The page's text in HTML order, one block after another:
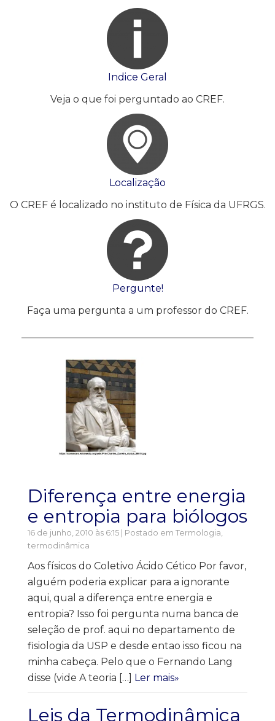
Indice Geral
Veja o que foi perguntado ao CREF.
Localização
O CREF é localizado no instituto de Física da UFRGS.
Pergunte!
Faça uma pergunta a um professor do CREF.
Diferença entre energia
e entropia para biólogos
16 de junho, 2010 às 6:15 | Postado em Termologia,
termodinâmica
Aos físicos do Coletivo Ácido Cético Por favor,
alguém poderia explicar para a ignorante
aqui, qual a diferença entre energia e
entropia? Isso foi pergunta numa banca de
seleção de prof. aqui no departamento de
fisiologia da USP e desde entao isso ficou na
minha cabeça. Pelo que o Fernando Lang
disse (vide A teoria […] Ler mais»
Leis da Termodinâmica